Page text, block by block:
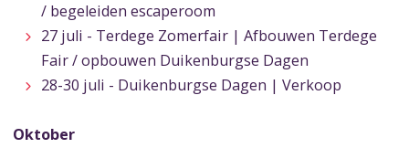
/ begeleiden escaperoom
27 juli - Terdege Zomerfair | Afbouwen Terdege
Fair / opbouwen Duikenburgse Dagen
28-30 juli - Duikenburgse Dagen | Verkoop
Oktober